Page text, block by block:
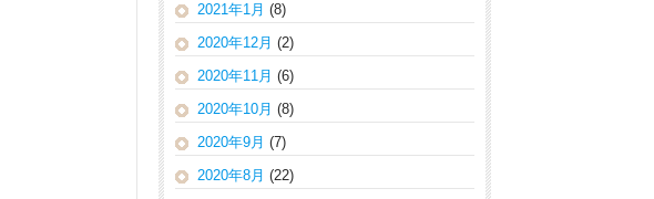
2021年1月 (8)
2020年12月 (2)
2020年11月 (6)
2020年10月 (8)
2020年9月 (7)
2020年8月 (22)